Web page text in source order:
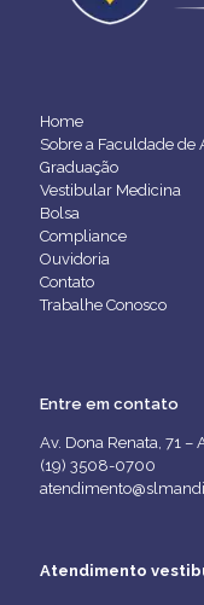
Home
Sobre a Faculdade de
Graduação
Vestibular Medicina
Bolsa
Compliance
Ouvidoria
Contato
Trabalhe Conosco
Entre em contato
Av. Dona Renata, 71 –
(19) 3508-0700
Atendimento